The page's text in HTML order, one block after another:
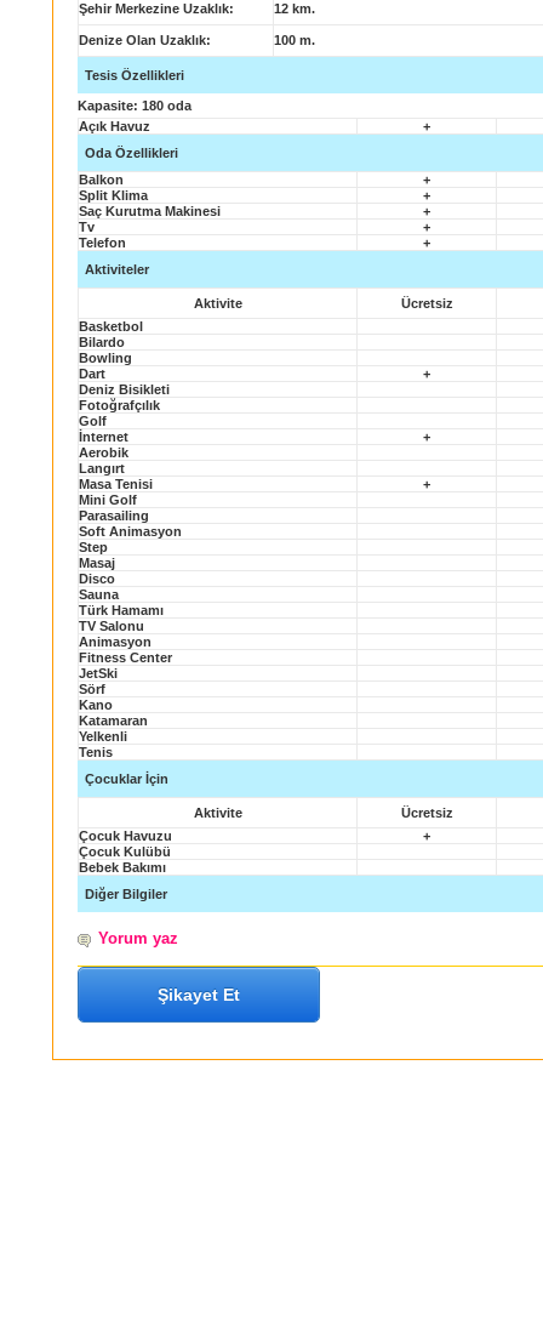
Şehir Merkezine Uzaklık: 12 km.
Denize Olan Uzaklık: 100 m.
Tesis Özellikleri
Kapasite: 180 oda
Açık Havuz
+
Oda Özellikleri
Balkon
+
Split Klima
+
Saç Kurutma Makinesi
+
Tv
+
Telefon
+
Aktiviteler
Aktivite
Ücretsiz
Basketbol
Bilardo
Bowling
Dart
+
Deniz Bisikleti
Fotoğrafçılık
Golf
İnternet
+
Aerobik
Langırt
Masa Tenisi
+
Mini Golf
Parasailing
Soft Animasyon
Step
Masaj
Disco
Sauna
Türk Hamamı
TV Salonu
Animasyon
Fitness Center
JetSki
Sörf
Kano
Katamaran
Yelkenli
Tenis
Çocuklar İçin
Aktivite
Ücretsiz
Çocuk Havuzu
+
Çocuk Kulübü
Bebek Bakımı
Diğer Bilgiler
Yorum yaz
Şikayet Et